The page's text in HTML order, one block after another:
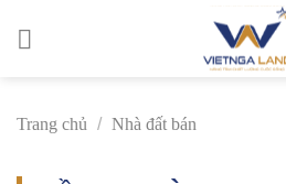
Trang chủ / Nhà đất bán